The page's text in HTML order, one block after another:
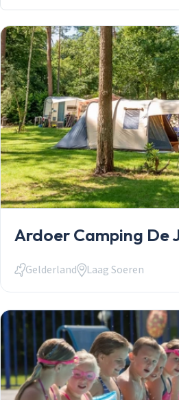
Ardoer Camping De
Gelderland Laag Soeren